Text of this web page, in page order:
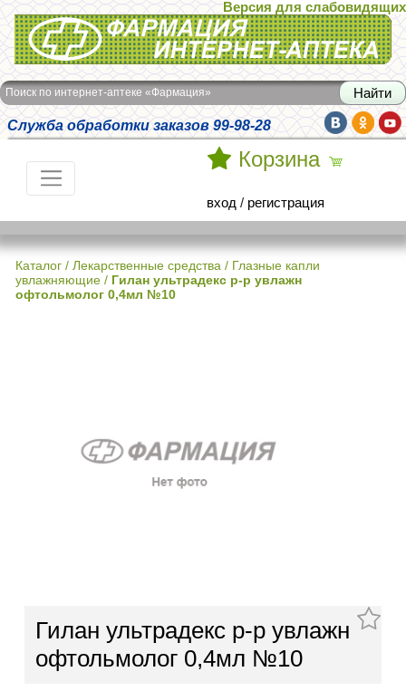
Интернет-аптека Фармация
Версия для слабовидящих
Поиск по интернет-аптеке «Фармация»
Служба обработки заказов 99-98-28
Корзина
вход / регистрация
Каталог / Лекарственные средства / Глазные капли
увлажняющие / Гилан ультрадекс р-р увлажн
офтольмолог 0,4мл №10
Гилан ультрадекс р-р увлажн
офтольмолог 0,4мл №10